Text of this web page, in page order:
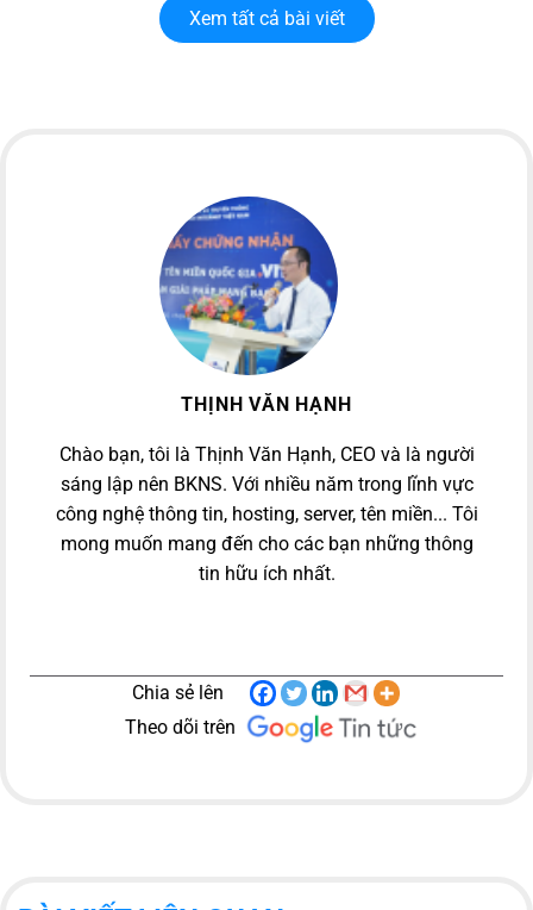
Xem tất cả bài viết
THỊNH VĂN HẠNH
Chào bạn, tôi là Thịnh Văn Hạnh, CEO và là người
sáng lập nên BKNS. Với nhiều năm trong lĩnh vực
công nghệ thông tin, hosting, server, tên miền... Tôi
mong muốn mang đến cho các bạn những thông
tin hữu ích nhất.
Chia sẻ lên
Theo dõi trên